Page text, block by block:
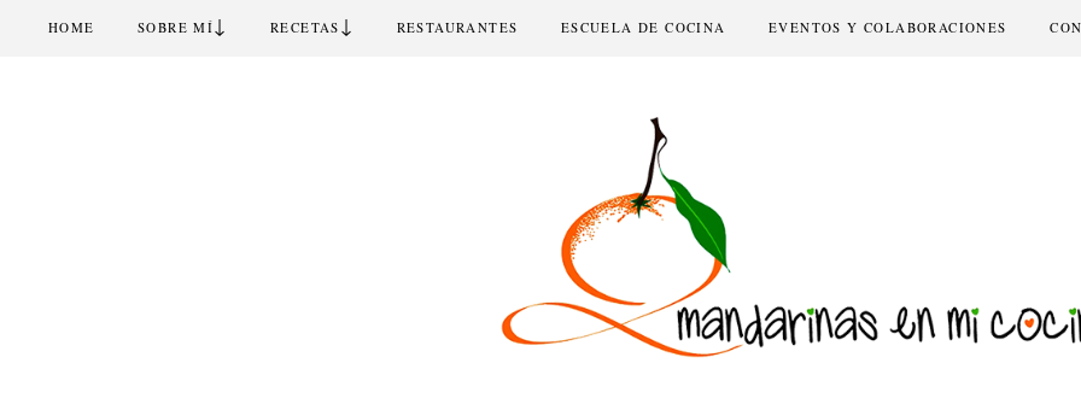
HOME SOBRE MÍ↓ RECETAS ↓ RESTAURANTES ESCUELA DE COCINA EVENTOS Y COLABORACIONES